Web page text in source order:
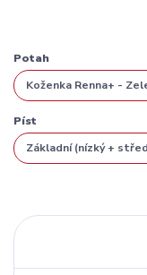
Potah
Píst